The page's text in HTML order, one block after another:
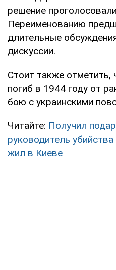
решение
Переименованию
длительные
дискуссии.
Стоит также отметить,
погиб в 1944 году от
бою с украинскими
Читайте: Получил
руководитель
жил в Киеве